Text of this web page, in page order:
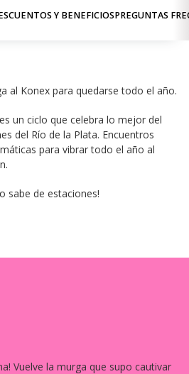
Y BENEFICIOSPREGUNTAS
al Konex para quedarse todo el año.
un ciclo que celebra lo mejor del
del Río de la Plata. Encuentros
para vibrar todo el año al
sabe de estaciones!
Vuelve la murga que supo cautivar